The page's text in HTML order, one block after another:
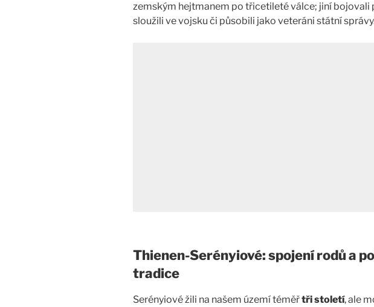
zemským hejtmanem po třicetileté válce; jiní bojovali
sloužili ve vojsku či působili jako veteráni státní
Thienen-Serényiové: spojení rodů a
tradice
Serényiové žili na našem území téměřtři století, ale